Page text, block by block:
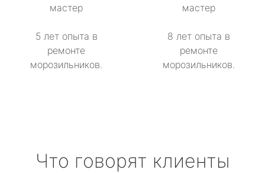
мастер
5 лет опыта в
ремонте
морозильников.
мастер
8 лет опыта в
ремонте
морозильников.
Что говорят клиенты